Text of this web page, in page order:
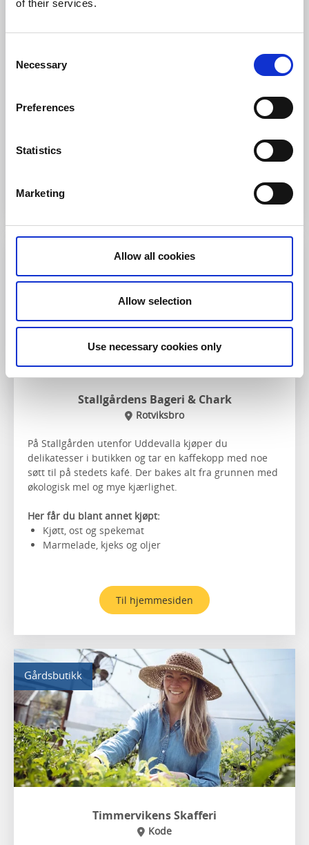
of their services.
Selection
Necessary
Preferences
Statistics
Marketing
Allow all cookies
Allow selection
Use necessary cookies only
Økologisk mel
Gårdsbutikk og kafé
Stallgårdens Bageri & Chark
Rotviksbro
På Stallgården utenfor Uddevalla kjøper du
delikatesser i butikken og tar en kaffekopp med noe
søtt til på stedets kafé. Der bakes alt fra grunnen med
økologisk mel og mye kjærlighet.
Her får du blant annet kjøpt:
Kjøtt, ost og spekemat
Marmelade, kjeks og oljer
Til hjemmesiden
Gårdsbutikk
Timmervikens Skafferi
Kode